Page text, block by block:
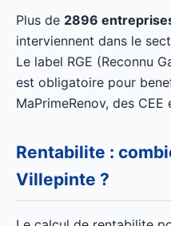
Plus de 2896
interviennent dans le
Le label RGE (Reconnu
est obligatoire pour
MaPrimeRenov, des
Rentabilite :
Villepinte ?